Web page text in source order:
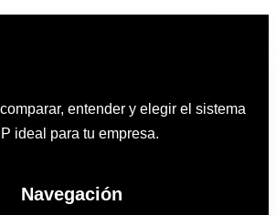
entender y elegir el sistema
ideal para tu empresa.
Navegación